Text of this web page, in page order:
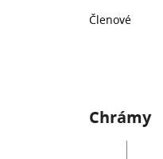
Členové
Chrámy